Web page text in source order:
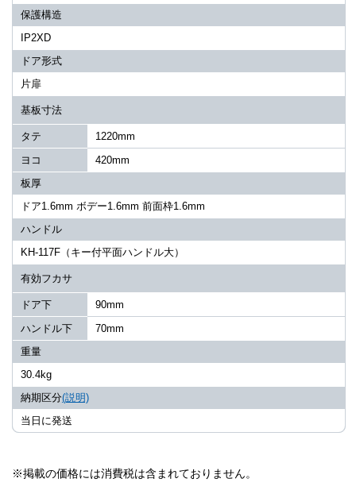
保護構造
IP2XD
ドア形式
片扉
基板寸法
タテ
1220mm
ヨコ
420mm
板厚
ドア1.6mm ボデー1.6mm 前面枠1.6mm
ハンドル
KH-117F（キー付平面ハンドル大）
有効フカサ
ドア下
90mm
ハンドル下
70mm
重量
30.4kg
納期区分(説明)
当日に発送
※掲載の価格には消費税は含まれておりません。